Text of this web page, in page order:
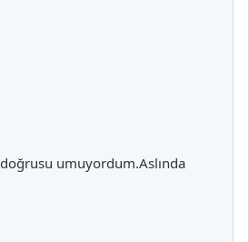
umuyordum.Aslında